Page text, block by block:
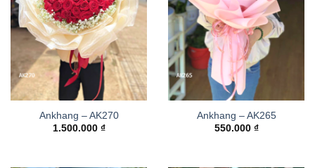
Ankhang – AK270
1.500.000 ₫
Ankhang – AK265
550.000 ₫